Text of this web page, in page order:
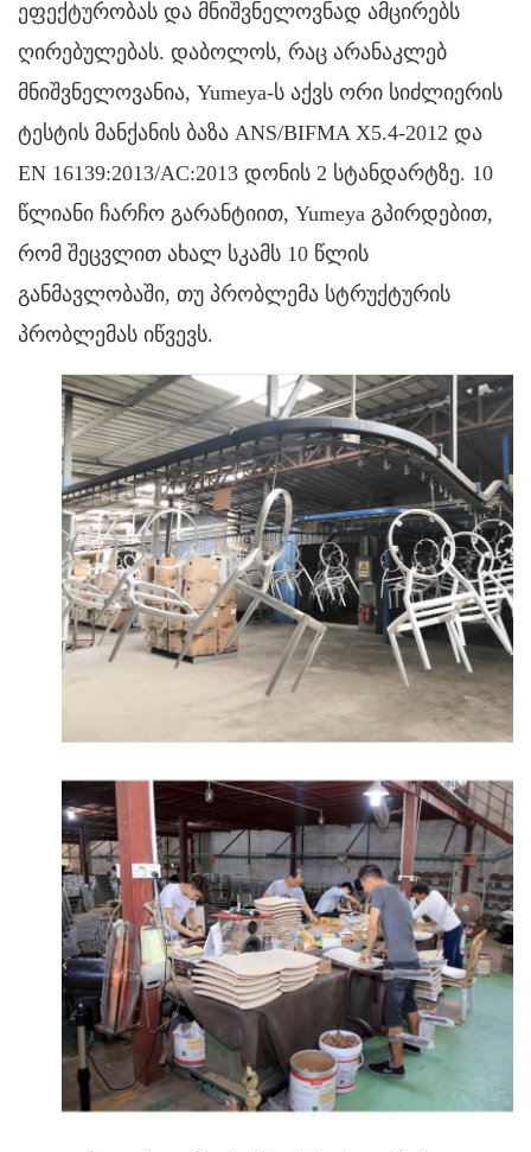
ეფექტურობას და მნიშვნელოვნად ამცირებს
ღირებულებას. დაბოლოს, რაც არანაკლებ
მნიშვნელოვანია, Yumeya-ს აქვს ორი სიძლიერის
ტესტის მანქანის ბაზა ANS/BIFMA X5.4-2012 და
EN 16139:2013/AC:2013 დონის 2 სტანდარტზე. 10
წლიანი ჩარჩო გარანტიით, Yumeya გპირდებით,
რომ შეცვლით ახალ სკამს 10 წლის
განმავლობაში, თუ პრობლემა სტრუქტურის
პრობლემას იწვევს.